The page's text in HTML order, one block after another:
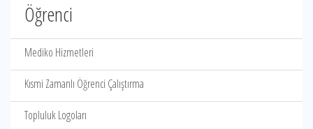
Öğrenci
Mediko Hizmetleri
Kısmi Zamanlı Öğrenci Çalıştırma
Topluluk Logoları